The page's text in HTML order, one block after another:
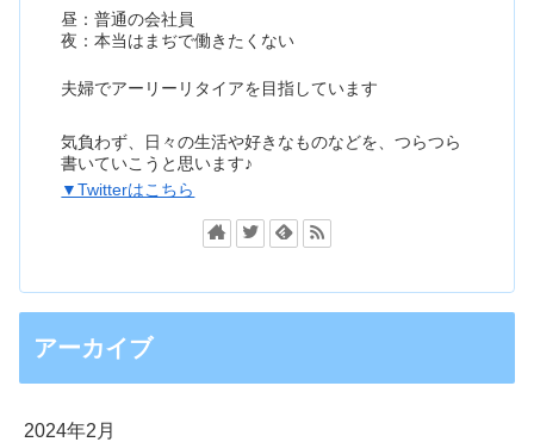
昼：普通の会社員
夜：本当はまぢで働きたくない
夫婦でアーリーリタイアを目指しています
気負わず、日々の生活や好きなものなどを、つらつら
書いていこうと思います♪
▼Twitterはこちら
アーカイブ
2024年2月